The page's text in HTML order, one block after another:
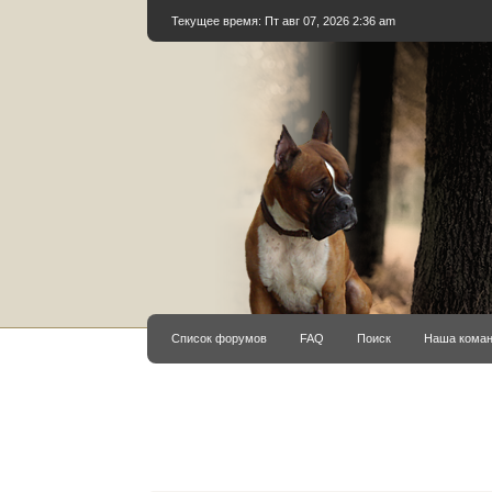
Текущее время: Пт авг 07, 2026 2:36 am
Список форумов FAQ Поиск Наша